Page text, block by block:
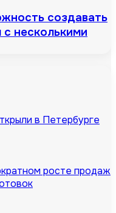
создавать
несколькими
в Петербурге
росте продаж